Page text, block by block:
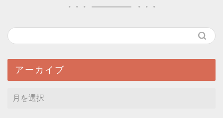
アーカイブ